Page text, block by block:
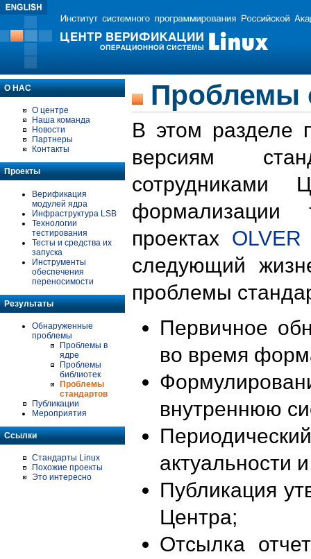
О НАС
О центре
Наша команда
Новости
Партнеры
Контакты
Проекты
Верификация
модулей ядра
Инфраструктура LSB
Технологии
тестирования
Тесты и средства их
запуска
Инструменты
обеспечения
переносимости
Результаты
Обнаруженные
проблемы
Проблемы в
ядре
Проблемы
библиотек
Проблемы
стандартов
Публикации
Мероприятия
Ссылки
Стандарты Linux
Похожие проекты
Это интересно
Проблемы
В этом разделе
версиям
формализации
проектах OLVER
следующий
проблемы
Первичное
во время
внутреннюю
актуальности
Публикация
Центра;
Отсылка